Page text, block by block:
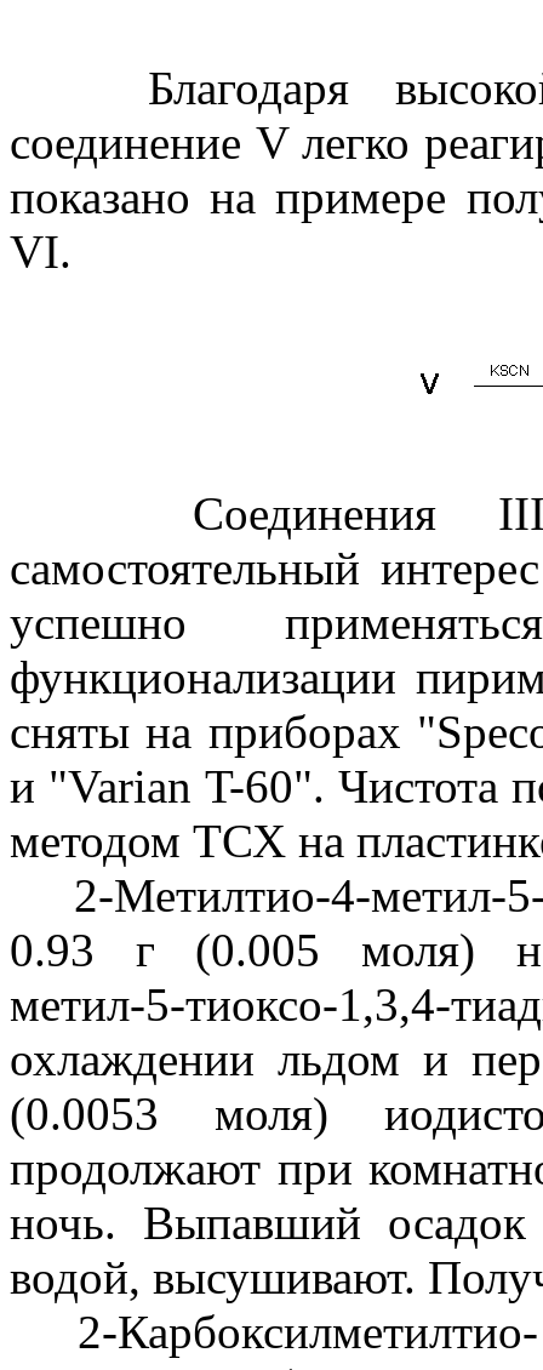
Благодаря высокой
соединение V легко
показано на примере
VI.
Соединения III,
самостоятельный
успешно
функционализации
сняты на приборах
и "Varian T-60". Чистота
методом ТСХ на
2-Метилтио-4-метил-5-
0.93 г (0.005 моля)
метил-5-тиоксо-
охлаждении льдом и
(0.0053 моля)
продолжают при
ночь. Выпавший осадок
водой, высушивают.
2-